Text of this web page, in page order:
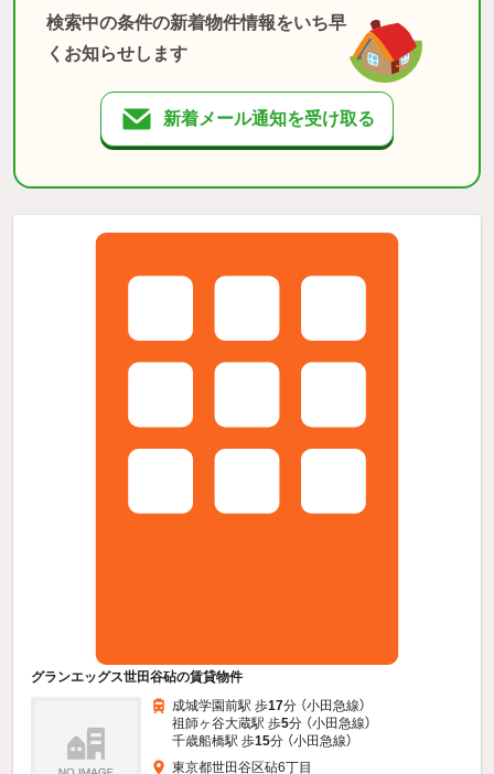
検索中の条件の新着物件情報をいち早
くお知らせします
新着メール通知を受け取る
グランエッグス世田谷砧の賃貸物件
成城学園前駅 歩17分 （小田急線）
祖師ヶ谷大蔵駅 歩5分 （小田急線）
千歳船橋駅 歩15分 （小田急線）
東京都世田谷区砧6丁目